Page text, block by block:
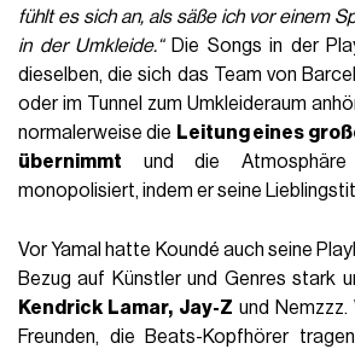
fühlt es sich an, als säße ich vor einem
in der Umkleide.“Die Songs in der
dieselben, die sich das Team von
oder im Tunnel zum Umkleideraum
normalerweise die Leitung eines
übernimmt und die
monopolisiert, indem er seine
Vor Yamal hatte Koundé auch seine
Bezug auf Künstler und Genres stark
Kendrick Lamar, Jay-Z und Nemzzz.
Freunden, die Beats-Kopfhörer